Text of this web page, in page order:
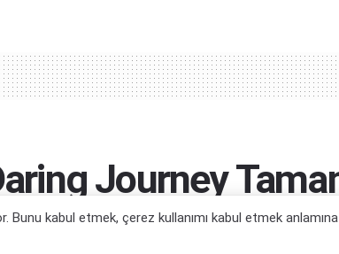
Journey
Bunu kabul etmek, çerez kullanımı kabul etmek